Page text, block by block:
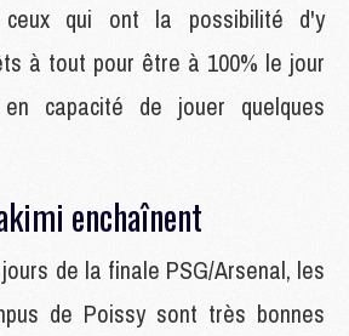
qui ont la possibilité d'y
à tout pour être à 100% le jour
capacité de jouer quelques
enchaînent
de la finale PSG/Arsenal, les
de Poissy sont très bonnes